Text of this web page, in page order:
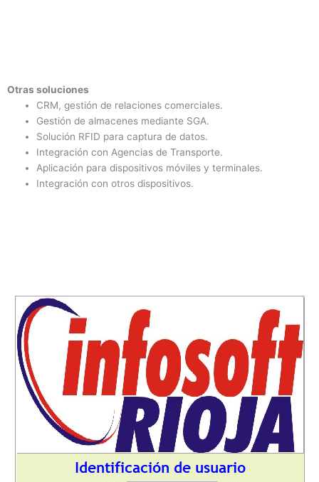
Otras soluciones
CRM, gestión de relaciones comerciales.
Gestión de almacenes mediante SGA.
Solución RFID para captura de datos.
Integración con Agencias de Transporte.
Aplicación para dispositivos móviles y terminales.
Integración con otros dispositivos.